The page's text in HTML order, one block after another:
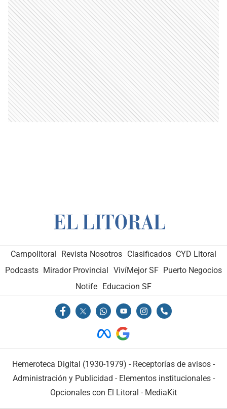
Campolitoral Revista Nosotros Clasificados CYD Litoral
Podcasts Mirador Provincial VivíMejor SF Puerto Negocios
Notife Educacion SF
Hemeroteca Digital (1930-1979) - Receptorías de avisos -
Administración y Publicidad - Elementos institucionales-
Opcionales con El Litoral - MediaKit